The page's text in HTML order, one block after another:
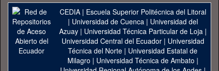
CEDIA| Escuela Superior Politécnica del Litoral
| Universidad de Cuenca| Universidad del
Azuay| Universidad Técnica Particular de Loja|
Universidad Central del Ecuador| Universidad
Técnica del Norte | Universidad Estatal de
Milagro | Universidad Técnica de Ambato |